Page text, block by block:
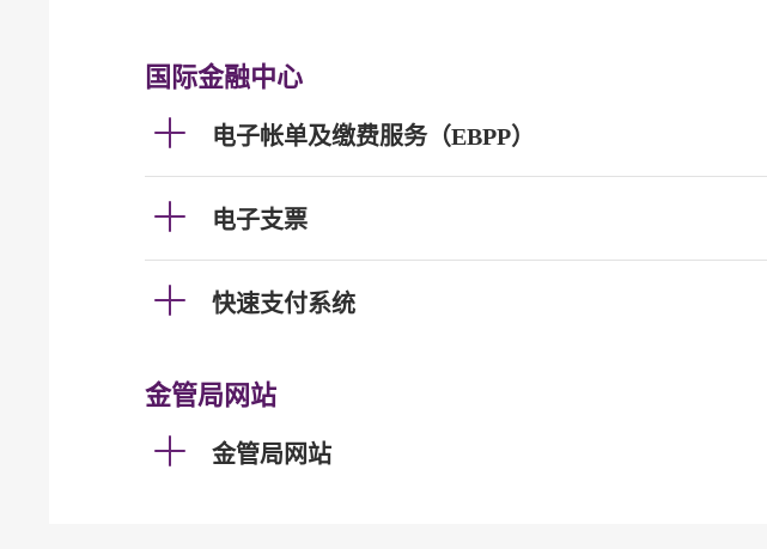
国际金融中心
电子帐单及缴费服务（EBPP）
电子支票
快速支付系统
金管局网站
金管局网站